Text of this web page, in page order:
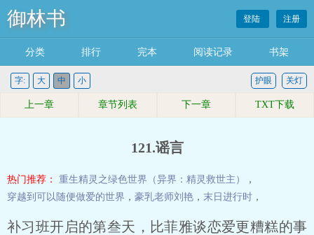
御林书 登陆 注册
分类 排行 完本 阅读记录 书架
字: 大 中 小 关灯
护眼
上一章 章节列表 下一章 TXT下载
121.谣言
热门推荐： 重生精灵之绿色世界（异界：精灵救世主）
，
穿越到可以随便做爱的世界 ， 豪乳老师刘艳 ， 末日进行时 ，
补习班开启的第叁天，比菲雅谈恋爱更糟糕的事